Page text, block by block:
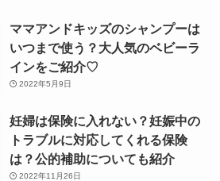
ママアンドキッズのシャンプーは
いつまで使う？大人気のベビーラ
インをご紹介♡
2022年5月9日
妊婦は保険に入れない？妊娠中の
トラブルに対応してくれる保険
は？公的補助についても紹介
2022年11月26日